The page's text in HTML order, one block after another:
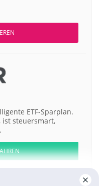
ETF-Sparplan.
ist steuersmart,